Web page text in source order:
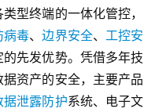
型终端的一体化管控，
病毒、边界安全、 工控安
先发优势。凭借多年技
资产的安全，主要产品
据泄露防护系统、电子文